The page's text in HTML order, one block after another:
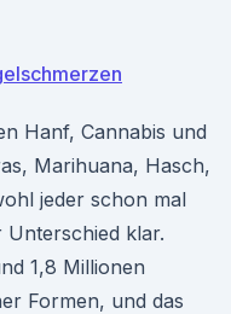
Hanf, Cannabis und
Marihuana, Hasch,
jeder schon mal
klar.
1,8 Millionen
Formen, und das